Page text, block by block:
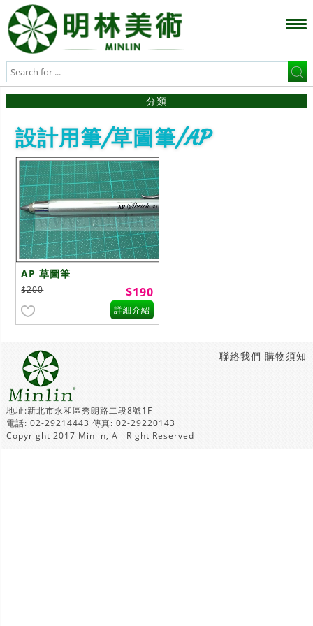
分類
設計用筆/草圖筆/AP
AP 草圖筆
$200 $190
詳細介紹
購物須知
聯絡我們
地址:新北市永和區秀朗路二段8號1F
電話: 02-29214443 傳真: 02-29220143
Copyright 2017 Minlin, All Right Reserved